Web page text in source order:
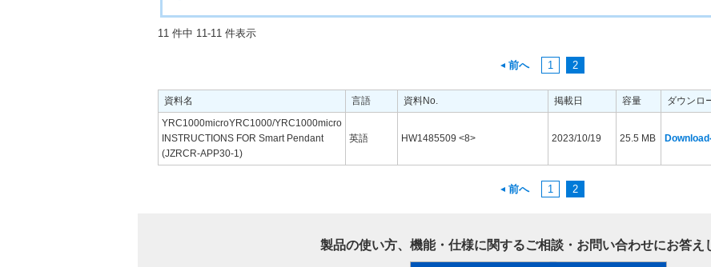
11 件中 11-11 件表示
前へ 1 2
資料名 言語 資料No. 掲載日 容量 ダウンロ
YRC1000microYRC1000/YRC1000micro
INSTRUCTIONS FOR Smart Pendant
(JZRCR-APP30-1)
英語 HW1485509 <8> 2023/10/19 25.5 MB Download
前へ 1 2
製品の使い方、機能・仕様に関するご相談・お問い合わせにお答え